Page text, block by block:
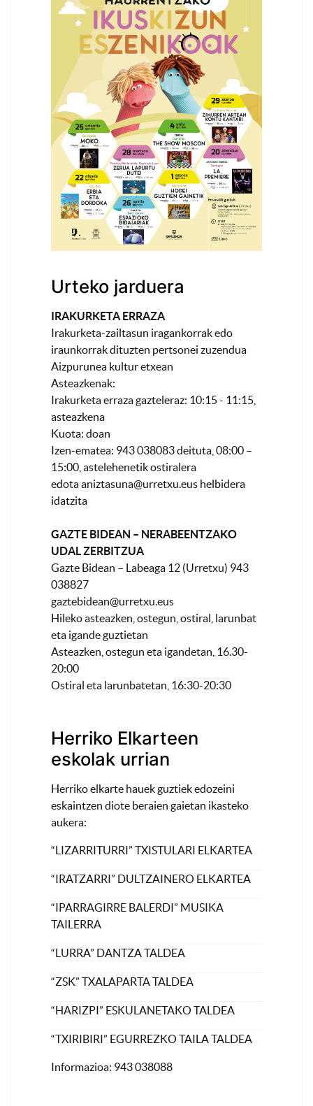
Urteko jarduera
IRAKURKETA ERRAZA
Irakurketa-zailtasun iragankorrak edo
iraunkorrak dituzten pertsonei zuzendua
Aizpurunea kultur etxean
Asteazkenak:
Irakurketa erraza gazteleraz: 10:15 - 11:15,
asteazkena
Kuota: doan
Izen-ematea: 943 038083 deituta, 08:00 –
15:00, astelehenetik ostiralera
edotaaniztasuna@urretxu.eus helbidera
idatzita
GAZTE BIDEAN – NERABEENTZAKO
UDAL ZERBITZUA
Gazte Bidean – Labeaga 12 (Urretxu) 943
038827
gaztebidean@urretxu.eus
Hileko asteazken, ostegun, ostiral, larunbat
eta igande guztietan
Asteazken, ostegun eta igandetan, 16.30-
20:00
Ostiral eta larunbatetan, 16:30-20:30
Herriko Elkarteen
eskolak urrian
Herriko elkarte hauek guztiek edozeini
eskaintzen diote beraien gaietan ikasteko
aukera:
“LIZARRITURRI” TXISTULARI ELKARTEA
“IRATZARRI” DULTZAINERO ELKARTEA
“IPARRAGIRRE BALERDI” MUSIKA
TAILERRA
“LURRA” DANTZA TALDEA
“ZSK” TXALAPARTA TALDEA
“HARIZPI” ESKULANETAKO TALDEA
“TXIRIBIRI” EGURREZKO TAILA TALDEA
Informazioa: 943 038088